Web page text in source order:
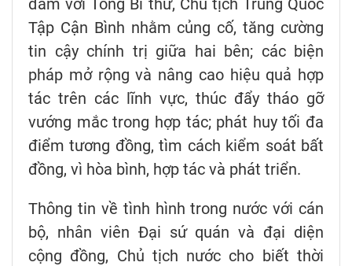
Tập Cận Bình nhằm củng cố, tăng cường
tin cậy chính trị giữa hai bên; các biện
pháp mở rộng và nâng cao hiệu quả hợp
tác trên các lĩnh vực, thúc đẩy tháo gỡ
vướng mắc trong hợp tác; phát huy tối đa
điểm tương đồng, tìm cách kiểm soát bất
đồng, vì hòa bình, hợp tác và phát triển.
Thông tin về tình hình trong nước với cán
bộ, nhân viên Đại sứ quán và đại diện
cộng đồng, Chủ tịch nước cho biết thời